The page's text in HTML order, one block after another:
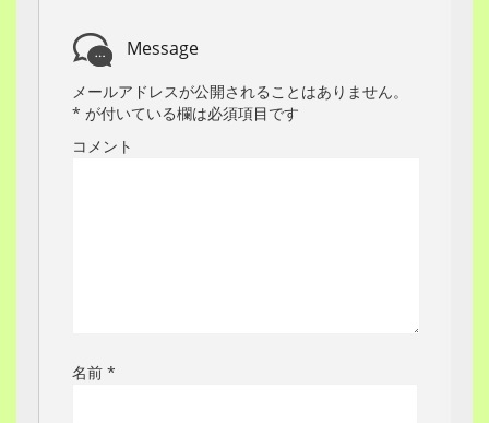
Message
メールアドレスが公開されることはありません。
* が付いている欄は必須項目です
コメント
名前 *